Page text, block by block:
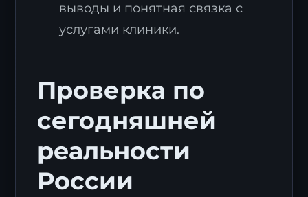
выводы и понятная связка с
услугами клиники.
Проверка по
сегодняшней
реальности
России